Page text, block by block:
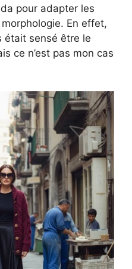
pour adapter les
En effet,
était sensé être le
ce n’est pas mon cas